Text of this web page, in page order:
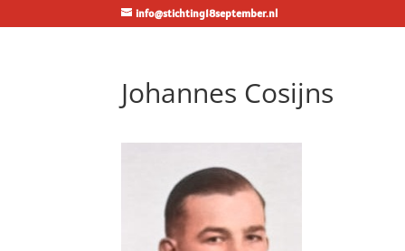
info@stichting18september.nl
Johannes Cosijns